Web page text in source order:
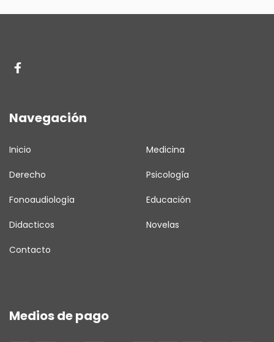
Navegación
Inicio Medicina
Derecho Psicología
Fonoaudiología Educación
Didacticos Novelas
Contacto
Medios de pago